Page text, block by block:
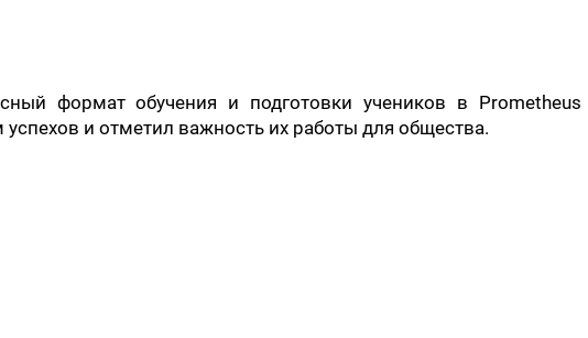
формат обучения и подготовки учеников в Prometheus
и отметил важность их работы для общества.